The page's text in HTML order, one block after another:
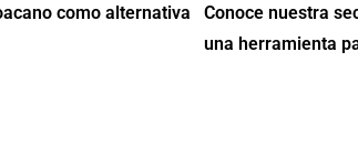
de Educación y Empleo:
encontrar oportunidades
IMME realiza
de